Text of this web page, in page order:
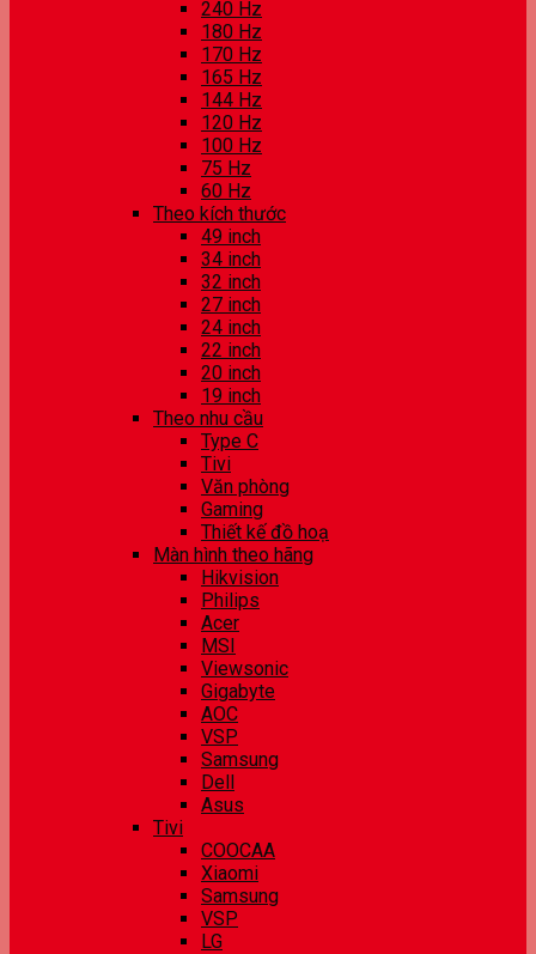
240 Hz
180 Hz
170 Hz
165 Hz
144 Hz
120 Hz
100 Hz
75 Hz
60 Hz
Theo kích thước
49 inch
34 inch
32 inch
27 inch
24 inch
22 inch
20 inch
19 inch
Theo nhu cầu
Type C
Tivi
Văn phòng
Gaming
Thiết kế đồ hoạ
Màn hình theo hãng
Hikvision
Philips
Acer
MSI
Viewsonic
Gigabyte
AOC
VSP
Samsung
Dell
Asus
Tivi
COOCAA
Xiaomi
Samsung
VSP
LG